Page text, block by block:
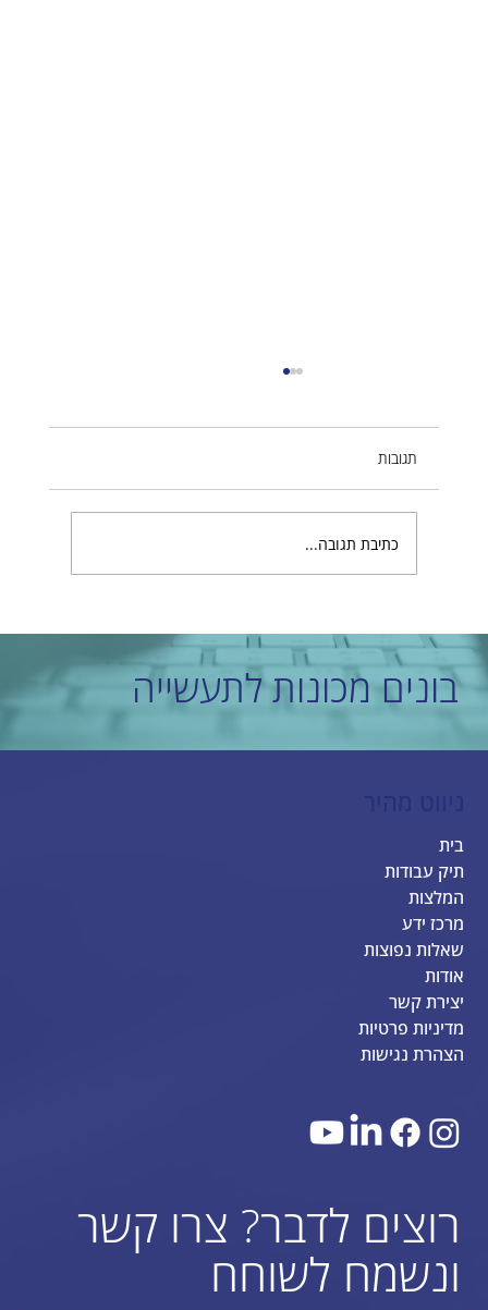
בונים מכונות לתעשייה
תגובות
כתיבת תגובה...
בית
תיק עבודות
המלצות
מרכז ידע
שאלות נפוצות
אודות
יצירת קשר
מדיניות פרטיות
הצהרת נגישות
רוצים לדבר? צרו קשר
ונשמח לשוחח